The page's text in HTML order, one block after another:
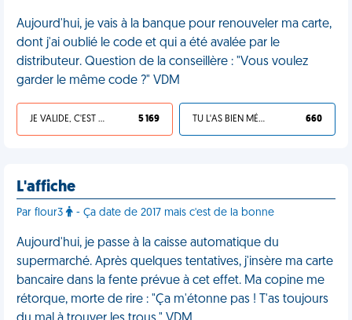
Aujourd'hui, je vais à la banque pour renouveler ma carte,
dont j'ai oublié le code et qui a été avalée par le
distributeur. Question de la conseillère : "Vous voulez
garder le même code ?" VDM
JE VALIDE, C'EST UNE VDM 5 169 TU L'AS BIEN MÉRITÉ 660
L'affiche
Par flour3 - Ça date de 2017 mais c'est de la bonne
Aujourd'hui, je passe à la caisse automatique du
supermarché. Après quelques tentatives, j'insère ma carte
bancaire dans la fente prévue à cet effet. Ma copine me
rétorque, morte de rire : "Ça m'étonne pas ! T'as toujours